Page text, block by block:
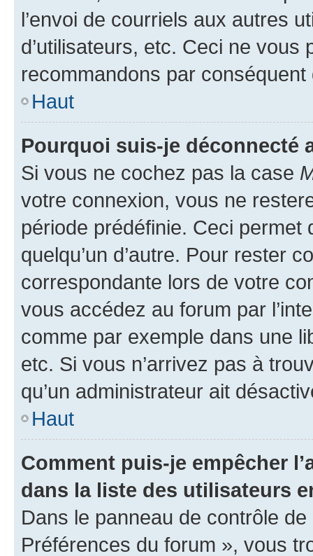
l’envoi de courriels aux autres
d’utilisateurs, etc. Ceci ne vous
recommandons par conséquent
Haut
Pourquoi suis-je déconnecté
Si vous ne cochez pas la case
votre connexion, vous ne
période prédéfinie. Ceci permet
quelqu’un d’autre. Pour rester
correspondante lors de votre
vous accédez au forum par
comme par exemple dans une
etc. Si vous n’arrivez pas à
qu’un administrateur ait
Haut
Comment puis-je empêcher
dans la liste des utilisateurs
Dans le panneau de contrôle
Préférences du forum », vous